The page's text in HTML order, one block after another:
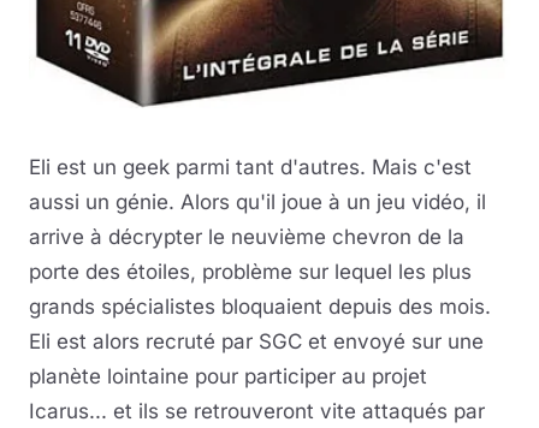
Eli est un geek parmi tant d'autres. Mais c'est
aussi un génie. Alors qu'il joue à un jeu vidéo, il
arrive à décrypter le neuvième chevron de la
porte des étoiles, problème sur lequel les plus
grands spécialistes bloquaient depuis des mois.
Eli est alors recruté par SGC et envoyé sur une
planète lointaine pour participer au projet
Icarus... et ils se retrouveront vite attaqués par